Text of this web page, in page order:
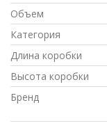
Объем
Категория
Длина коробки
Высота коробки
Бренд